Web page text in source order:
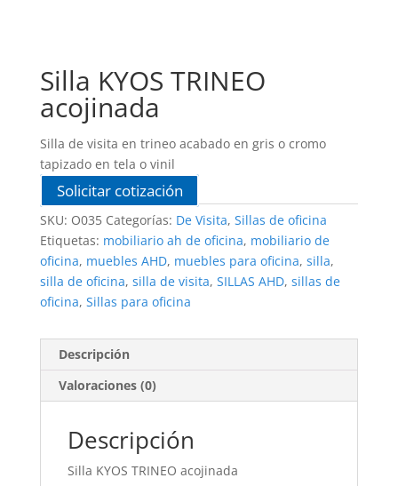
Silla KYOS TRINEO
acojinada
Silla de visita en trineo acabado en gris o cromo
tapizado en tela o vinil
Solicitar cotización
SKU: O035 Categorías: De Visita, Sillas de oficina
Etiquetas: mobiliario ah de oficina, mobiliario de
oficina, muebles AHD, muebles para oficina, silla,
silla de oficina, silla de visita, SILLAS AHD, sillas de
oficina, Sillas para oficina
Descripción
Valoraciones (0)
Descripción
Silla KYOS TRINEO acojinada